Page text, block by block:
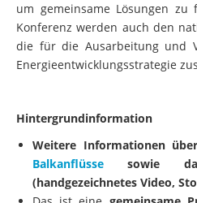
um gemeinsame Lösungen zu
Konferenz werden auch den
die für die Ausarbeitung und
Energieentwicklungsstrategie
Hintergrundinformation
Weitere Informationen
Balkanflüsse
sowie
(handgezeichnetes Video,